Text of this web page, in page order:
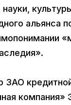
альянса
ЗАО